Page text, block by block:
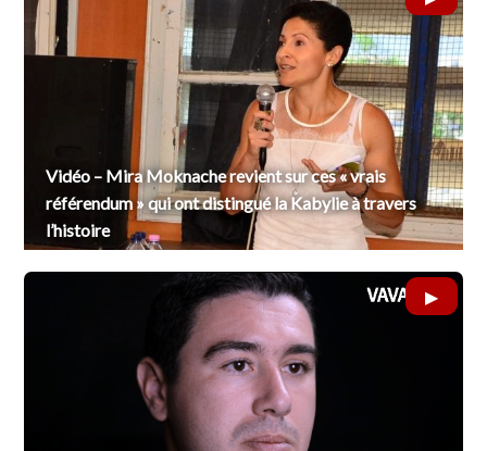
Vidéo – Mira Moknache revient sur ces « vrais
référendum » qui ont distingué la Kabylie à travers
l’histoire